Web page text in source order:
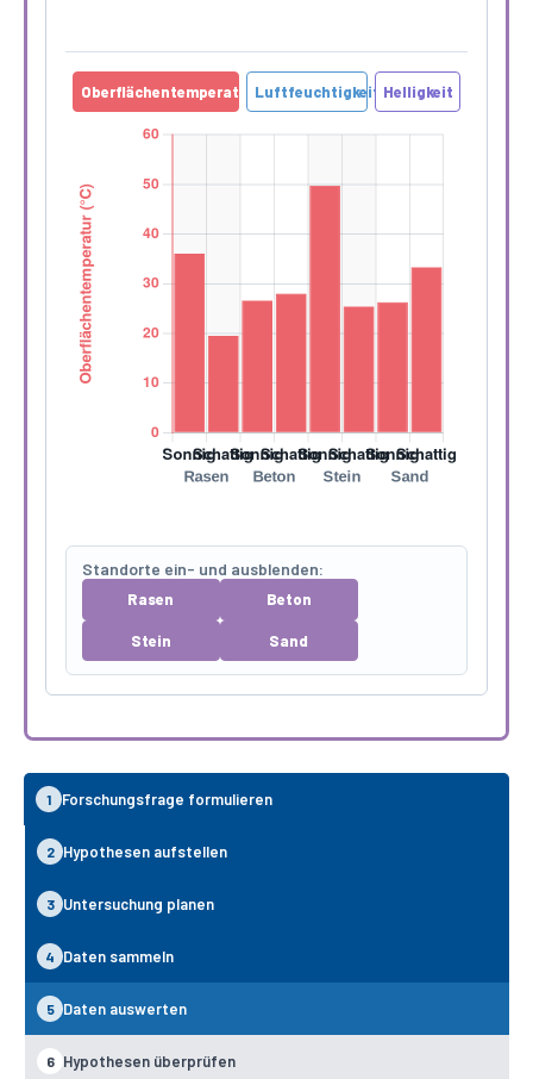
Oberflächentemperatur Luftfeuchtigkeit Helligkeit
Standorte ein- und ausblenden:
Rasen Beton
Stein Sand
1 Forschungsfrage formulieren
2 Hypothesen aufstellen
3 Untersuchung planen
4 Daten sammeln
5 Daten auswerten
6 Hypothesen überprüfen